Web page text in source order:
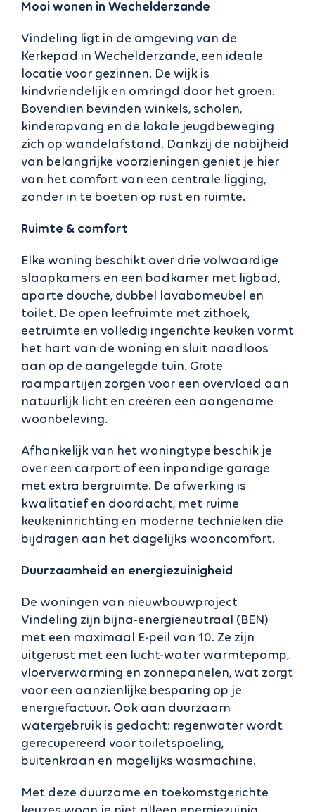
Mooi wonen in Wechelderzande
Vindeling ligt in de omgeving van de
Kerkepad in Wechelderzande, een ideale
locatie voor gezinnen. De wijk is
kindvriendelijk en omringd door het groen.
Bovendien bevinden winkels, scholen,
kinderopvang en de lokale jeugdbeweging
zich op wandelafstand. Dankzij de nabijheid
van belangrijke voorzieningen geniet je hier
van het comfort van een centrale ligging,
zonder in te boeten op rust en ruimte.
Ruimte & comfort
Elke woning beschikt over drie volwaardige
slaapkamers en een badkamer met ligbad,
aparte douche, dubbel lavabomeubel en
toilet. De open leefruimte met zithoek,
eetruimte en volledig ingerichte keuken vormt
het hart van de woning en sluit naadloos
aan op de aangelegde tuin. Grote
raampartijen zorgen voor een overvloed aan
natuurlijk licht en creëren een aangename
woonbeleving.
Afhankelijk van het woningtype beschik je
over een carport of een inpandige garage
met extra bergruimte. De afwerking is
kwalitatief en doordacht, met ruime
keukeninrichting en moderne technieken die
bijdragen aan het dagelijks wooncomfort.
Duurzaamheid en energiezuinigheid
De woningen van nieuwbouwproject
Vindeling zijn bijna-energieneutraal (BEN)
met een maximaal E-peil van 10. Ze zijn
uitgerust met een lucht-water warmtepomp,
vloerverwarming en zonnepanelen, wat zorgt
voor een aanzienlijke besparing op je
energiefactuur. Ook aan duurzaam
watergebruik is gedacht: regenwater wordt
gerecupereerd voor toiletspoeling,
buitenkraan en mogelijks wasmachine.
Met deze duurzame en toekomstgerichte